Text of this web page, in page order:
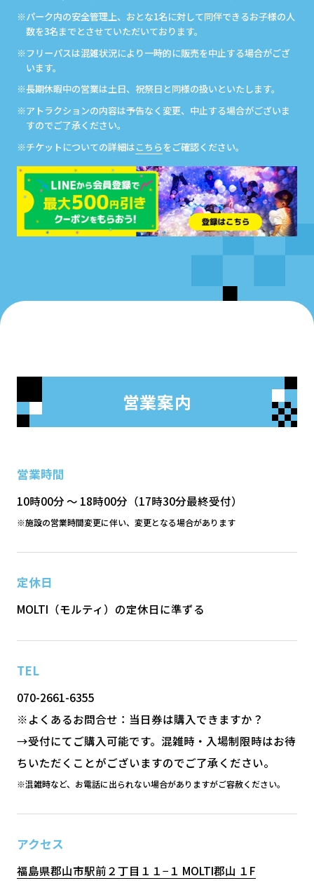
※パーク内の安全管理上、おとな1名に対して同伴できるお子様の人
数を3名までとさせていただいております。
※フリーパスは混雑状況により一時的に販売を中止する場合がござ
います。
※長期休暇中の営業は土日、祝祭日と同様の扱いといたします。
※アトラクションの内容は予告なく変更、中止する場合がございま
すのでご了承ください。
※チケットについての詳細はこちらをご確認ください。
営業案内
営業時間
10時00分 ～ 18時00分（17時30分最終受付）
※施設の営業時間変更に伴い、変更となる場合があります
定休日
MOLTI（モルティ）の定休日に準ずる
TEL
070-2661-6355
※よくあるお問合せ：当日券は購入できますか？
→受付にてご購入可能です。混雑時・入場制限時はお待
ちいただくことがございますのでご了承ください。
※混雑時など、お電話に出られない場合がありますがご容赦ください。
アクセス
福島県郡山市駅前２丁目１１−１ MOLTI郡山 １F